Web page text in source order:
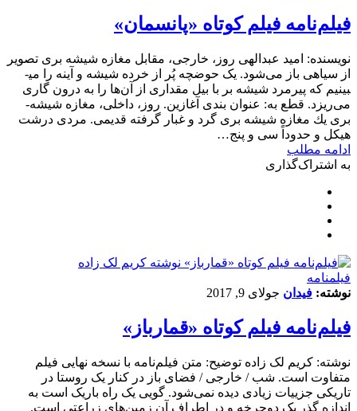
فیلم‌نامه فیلم کوتاه «پانسمان»
نویسنده: امید عبدالهی روز، خارجی، مقابل مغازه­ شیشه­ بری تصویر
از سیاهی باز می‌شود. یک حوضچه­ پُر از خرده شیشه و آینه را می­
بینیم که پیرمرد شیشه ­بر با بیل مقداری از آن‌ها را به درون گاری
می‌­ریزد. قطع به: عنوان ­بندی آغازین. روز، داخلی، مغازه­ شیشه­
بری یك مغازه­ شیشه­­ بری گرد و غبار گرفته­ قدیمی. مردی درشت
هیکل و حدوداً سی و پنج…
ادامه مطلب
به اشتراک‌گذاری
فیلمنامه
نوشته: فیدان جولای 9, 2017
فیلم‌نامه فیلم کوتاه «قمارباز»
نوشته: کریم لک زاده توضیح: متن فیلم‌نامه با نسخه نهایی فیلم
متفاوت است. شب / خارجی / فضای باز در کنار یک روستا در
تاریکی جزییات زیادی دیده نمی‌شود. گویی یک راه باریک است به
اندازه گذر یک دوچرخه و در اطراف آن زمین‌های زراعتی است.